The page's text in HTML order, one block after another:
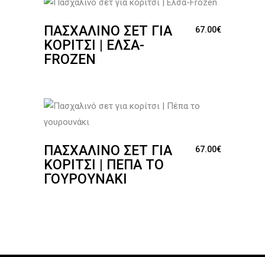
ΠΑΣΧΑΛΙΝΌ ΣΕΤ ΓΙΑ
ΚΟΡΊΤΣΙ | ΕΛΣΑ-
FROZEN
67.00€
ΠΑΣΧΑΛΙΝΌ ΣΕΤ ΓΙΑ
ΚΟΡΊΤΣΙ | ΠΈΠΑ ΤΟ
ΓΟΥΡΟΥΝΆΚΙ
67.00€